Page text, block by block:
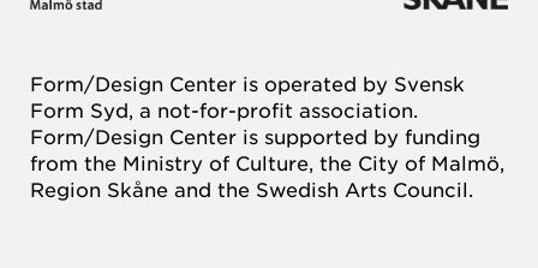
Form/Design Center is operated by Svensk
Form Syd, a not-for-profit association.
Form/Design Center is supported by funding
from the Ministry of Culture, the City of Malmö,
Region Skåne and the Swedish Arts Council.